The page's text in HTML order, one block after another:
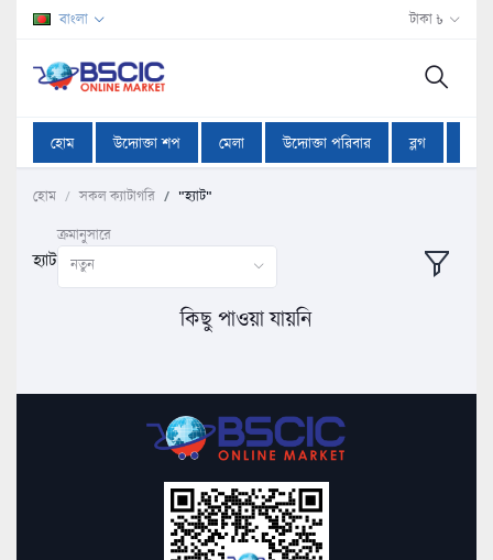
বাংলা টাকা ৳
হোম উদ্যোক্তা শপ মেলা উদ্যোক্তা পরিবার ব্লগ
হোম সকল ক্যাটাগরি "হ্যাট"
হ্যাট
ক্রমানুসারে
নতুন
কিছু পাওয়া যায়নি